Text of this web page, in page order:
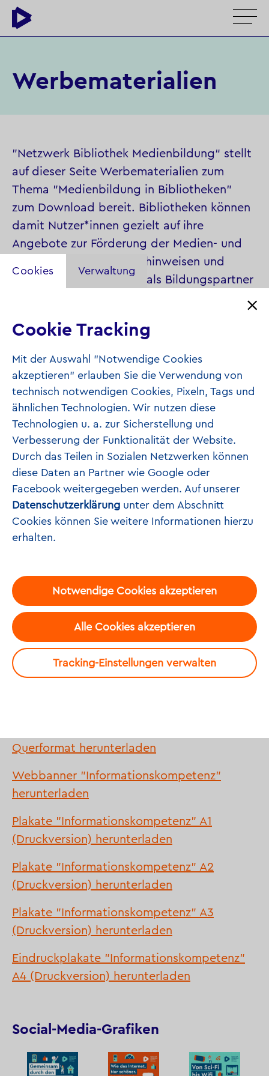
Werbematerialien
"Netzwerk Bibliothek Medienbildung“ stellt
auf dieser Seite Werbematerialien zum
Thema "Medienbildung in Bibliotheken"
zum Download bereit. Bibliotheken können
damit Nutzer*innen gezielt auf ihre
Angebote zur Förderung der Medien- und
Informationskompetenz hinweisen und
zudem ihre Sichtbarkeit als Bildungspartner
erreichen, empfehlen wir, eine Druckerei zu
wählen, die ein Inkjekt-Druckverfahren mit
"erweitertem Farbraum“ anbietet.
Materialien
"Informationskompetenz"
Social-Media-Grafiken
"Informationskompetenz" im Hochformat
Querformat herunterladen
Webbanner "Informationskompetenz"
herunterladen
Plakate "Informationskompetenz" A1
(Druckversion) herunterladen
Plakate "Informationskompetenz" A2
(Druckversion) herunterladen
Plakate "Informationskompetenz" A3
(Druckversion) herunterladen
Eindruckplakate "Informationskompetenz"
A4 (Druckversion) herunterladen
Social-Media-Grafiken
Cookies Verwaltung
Cookie Tracking
Mit der Auswahl "Notwendige Cookies
akzeptieren" erlauben Sie die Verwendung von
technisch notwendigen Cookies, Pixeln, Tags und
ähnlichen Technologien. Wir nutzen diese
Technologien u. a. zur Sicherstellung und
Verbesserung der Funktionalität der Website.
Durch das Teilen in Sozialen Netzwerken können
diese Daten an Partner wie Google oder
Facebook weitergegeben werden. Auf unserer
Datenschutzerklärung unter dem Abschnitt
Cookies können Sie weitere Informationen hierzu
erhalten.
Notwendige Cookies akzeptieren
Alle Cookies akzeptieren
Tracking-Einstellungen verwalten